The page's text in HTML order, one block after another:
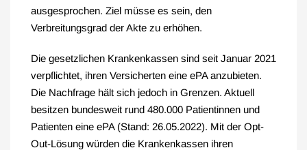
ausgesprochen. Ziel müsse es sein, den
Verbreitungsgrad der Akte zu erhöhen.
Die gesetzlichen Krankenkassen sind seit Januar 2021
verpflichtet, ihren Versicherten eine ePA anzubieten.
Die Nachfrage hält sich jedoch in Grenzen. Aktuell
besitzen bundesweit rund 480.000 Patientinnen und
Patienten eine ePA (Stand: 26.05.2022). Mit der Opt-
Out-Lösung würden die Krankenkassen ihren